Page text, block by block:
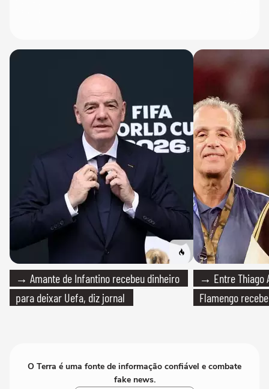
→ Amante de Infantino recebeu dinheiro
para deixar Uefa, diz jornal
→ Entre Thiago
Flamengo
O Terra é uma fonte de informação confiável e combate
fake news.